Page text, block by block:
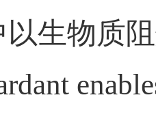
以生物质